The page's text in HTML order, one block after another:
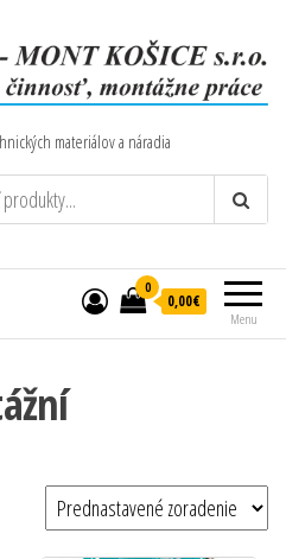
materiálov a náradia
Menu
0
0,00€